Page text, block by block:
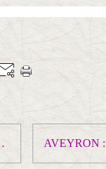
de la CGT